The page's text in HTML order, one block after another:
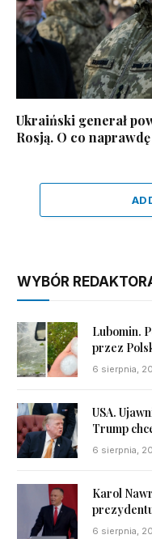
Ukraiński generał
Rosją. O co
WYBÓR
Lubomin.
przez
6 sierpnia,
USA.
Trump
6 sierpnia,
Karol
6 sierpnia,